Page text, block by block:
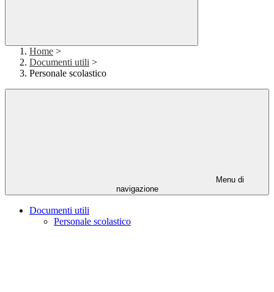
Home >
Documenti utili >
Personale scolastico
Menu di
navigazione
Documenti utili
Personale scolastico